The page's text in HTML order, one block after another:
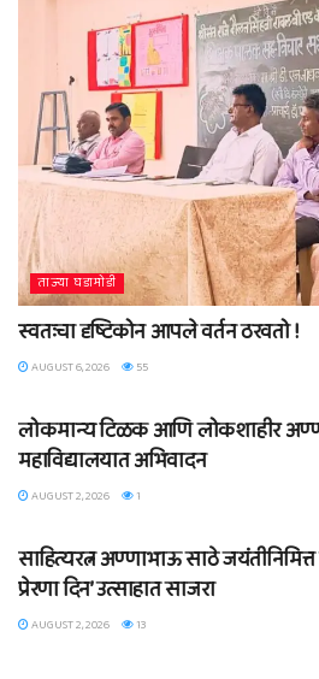
ताज्या घडामोडी
स्वतःचा दृष्टिकोन आपले वर्तन ठरवतो !
AUGUST 6, 2026 55
लोकमान्य टिळक आणि लोकशाहीर
महाविद्यालयात अभिवादन
AUGUST 2, 2026 1
साहित्यरत्न अण्णाभाऊ साठे
प्रेरणा दिन’ उत्साहात साजरा
AUGUST 2, 2026 13